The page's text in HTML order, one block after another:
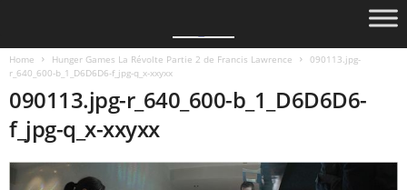
Home Hunger Games La Révolte Partie 2 de Francis Lawrence
090113.jpg-
r_640_600-b_1_D6D6D6-f_jpg-q_x-xxyxx
090113.jpg-r_640_600-b_1_D6D6D6-
f_jpg-q_x-xxyxx